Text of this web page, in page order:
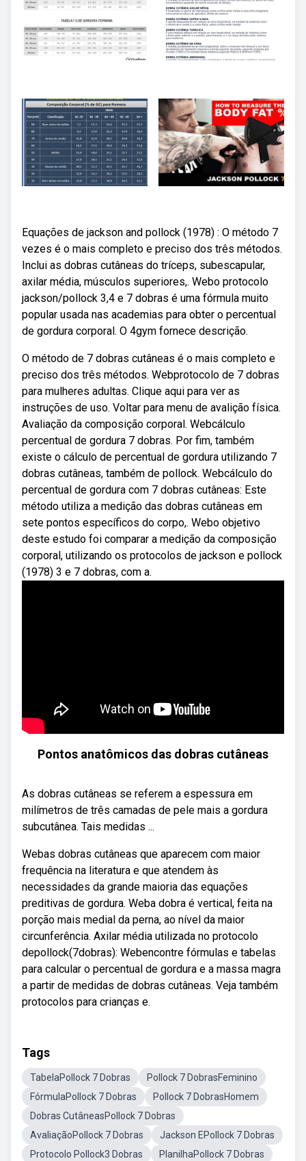
Equações de jackson and pollock (1978) : O método 7
vezes é o mais completo e preciso dos três métodos.
Inclui as dobras cutâneas do tríceps, subescapular,
axilar média, músculos superiores,. Webo protocolo
jackson/pollock 3,4 e 7 dobras é uma fórmula muito
popular usada nas academias para obter o percentual
de gordura corporal. O 4gym fornece descrição.
O método de 7 dobras cutâneas é o mais completo e
preciso dos três métodos. Webprotocolo de 7 dobras
para mulheres adultas. Clique aqui para ver as
instruções de uso. Voltar para menu de avalição física.
Avaliação da composição corporal. Webcálculo
percentual de gordura 7 dobras. Por fim, também
existe o cálculo de percentual de gordura utilizando 7
dobras cutâneas, também de pollock. Webcálculo do
percentual de gordura com 7 dobras cutâneas: Este
método utiliza a medição das dobras cutâneas em
sete pontos específicos do corpo,. Webo objetivo
deste estudo foi comparar a medição da composição
corporal, utilizando os protocolos de jackson e pollock
(1978) 3 e 7 dobras, com a.
Pontos anatômicos das dobras cutâneas
As dobras cutâneas se referem a espessura em
milímetros de três camadas de pele mais a gordura
subcutânea. Tais medidas ...
Webas dobras cutâneas que aparecem com maior
frequência na literatura e que atendem às
necessidades da grande maioria das equações
preditivas de gordura. Weba dobra é vertical, feita na
porção mais medial da perna, ao nível da maior
circunferência. Axilar média utilizada no protocolo
depollock(7dobras): Webencontre fórmulas e tabelas
para calcular o percentual de gordura e a massa magra
a partir de medidas de dobras cutâneas. Veja também
protocolos para crianças e.
Tags
TabelaPollock 7 Dobras
Pollock 7 DobrasFeminino
FórmulaPollock 7 Dobras
Pollock 7 DobrasHomem
Dobras CutâneasPollock 7 Dobras
AvaliaçãoPollock 7 Dobras
Jackson EPollock 7 Dobras
Protocolo Pollock3 Dobras
PlanilhaPollock 7 Dobras